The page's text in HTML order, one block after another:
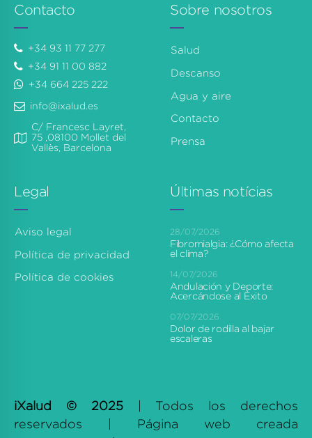
Contacto
+34 93 11 77 277
+34 91 11 00 882
+34 664 225 222
info@ixalud.es
C/ Francesc Layret,
75 ,08100 Mollet del
Vallès, Barcelona
Sobre nosotros
Salud
Descanso
Agua y aire
Contacto
Prensa
Legal
Aviso legal
Política de privacidad
Política de cookies
Últimas notícias
28/07/2026
Fibromialgia: ¿Cómo afecta
el clima?
14/07/2026
Andulación y Deporte:
Acercándose al Éxito
07/07/2026
Dolor de rodilla al bajar
escaleras
iXalud © 2025
| Todos los derechos
reservados | Página web creada